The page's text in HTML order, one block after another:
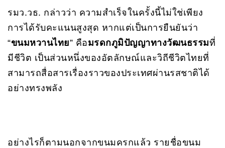
รมว.วธ. กล่าวว่า ความสำเร็จในครั้งนี้ไม่ใช่เพียง
การได้รับคะแนนสูงสุด หากแต่เป็นการยืนยันว่า
“ขนมหวานไทย” คือมรดกภูมิปัญญาทางวัฒนธรรมที่
มีชีวิต เป็นส่วนหนึ่งของอัตลักษณ์และวิถีชีวิตไทยที่
สามารถสื่อสารเรื่องราวของประเทศผ่านรสชาติได้
อย่างทรงพลัง
อย่างไรก็ตามนอกจากขนมครกแล้ว รายชื่อขนม